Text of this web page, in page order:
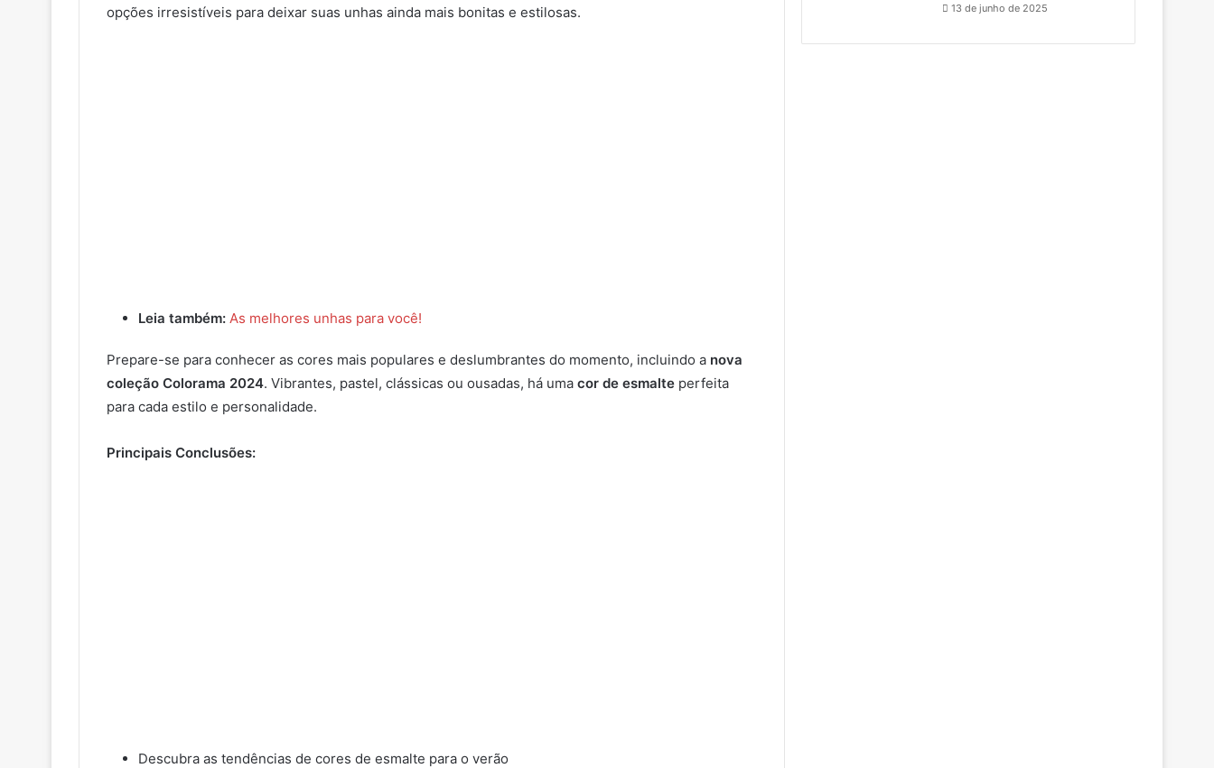
opções irresistíveis para deixar suas unhas ainda mais bonitas e estilosas.
Leia também: As melhores unhas para você!
Prepare-se para conhecer as cores mais populares e deslumbrantes do momento, incluindo a nova
coleção Colorama 2024. Vibrantes, pastel, clássicas ou ousadas, há uma cor de esmalte perfeita
para cada estilo e personalidade.
Principais Conclusões:
Descubra as tendências de cores de esmalte para o verão
13 de junho de 2025